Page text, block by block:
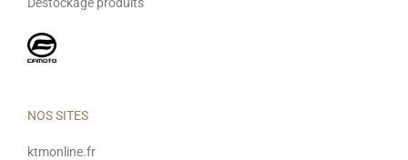
Destockage produits
NOS SITES
ktmonline.fr